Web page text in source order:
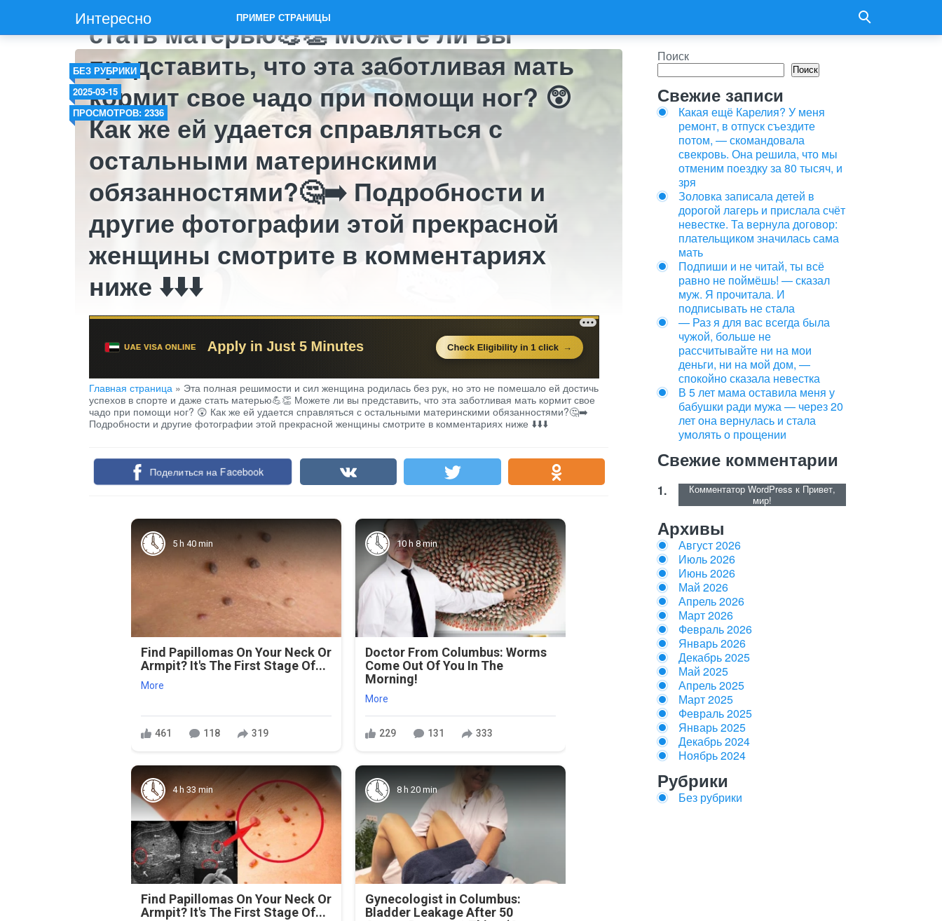
Интересно ПРИМЕР СТРАНИЦЫ
БЕЗ РУБРИКИ
2025-03-15
ПРОСМОТРОВ: 2336
стать матерью💪👏 Можете ли вы
представить, что эта заботливая мать
кормит свое чадо при помощи ног? 😲
Как же ей удается справляться с
остальными материнскими
обязанностями?🤔➡️ Подробности и
другие фотографии этой прекрасной
женщины смотрите в комментариях
ниже ⬇️⬇️⬇️
Главная страница » Эта полная решимости и сил женщина родилась без рук, но это не помешало ей достичь
успехов в спорте и даже стать матерью💪👏 Можете ли вы представить, что эта заботливая мать кормит свое
чадо при помощи ног? 😲 Как же ей удается справляться с остальными материнскими обязанностями?🤔➡️
Подробности и другие фотографии этой прекрасной женщины смотрите в комментариях ниже ⬇️⬇️⬇️
Поделиться на Facebook
5 h 40 min
Find Papillomas On Your Neck Or
Armpit? It's The First Stage Of...
More
461 118 319
10 h 8 min
Doctor From Columbus: Worms
Come Out Of You In The
Morning!
More
229 131 333
4 h 33 min
Find Papillomas On Your Neck Or
Armpit? It's The First Stage Of...
8 h 20 min
Gynecologist in Columbus:
Bladder Leakage After 50
Поиск
Поиск
Свежие записи
Какая ещё Карелия? У меня
ремонт, в отпуск съездите
потом, — скомандовала
свекровь. Она решила, что мы
отменим поездку за 80 тысяч, и
зря
Золовка записала детей в
дорогой лагерь и прислала счёт
невестке. Та вернула договор:
плательщиком значилась сама
мать
Подпиши и не читай, ты всё
равно не поймёшь! — сказал
муж. Я прочитала. И
подписывать не стала
— Раз я для вас всегда была
чужой, больше не
рассчитывайте ни на мои
деньги, ни на мой дом, —
спокойно сказала невестка
В 5 лет мама оставила меня у
бабушки ради мужа — через 20
лет она вернулась и стала
умолять о прощении
Свежие комментарии
Комментатор WordPress к Привет,
мир!
Архивы
Август 2026
Июль 2026
Июнь 2026
Май 2026
Апрель 2026
Март 2026
Февраль 2026
Январь 2026
Декабрь 2025
Май 2025
Апрель 2025
Март 2025
Февраль 2025
Январь 2025
Декабрь 2024
Ноябрь 2024
Рубрики
Без рубрики